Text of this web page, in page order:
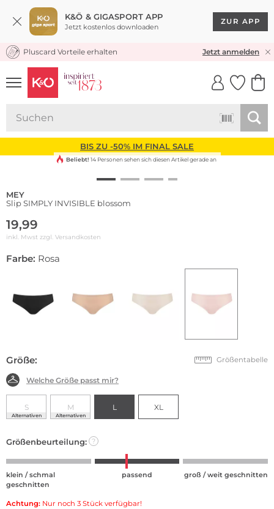
K&Ö & GIGASPORT APP
Jetzt kostenlos downloaden
ZUR APP
KOSTENLOSER VERSAND* & RÜCKVERSAND
Pluscard Vorteile erhalten Jetzt anmelden
UNSERE APP
CLICK &
BIS ZU -50% IM FINAL SALE
Beliebt! 14 Personen sehen sich diesen Artikel gerade an
MEY
Slip SIMPLY INVISIBLE blossom
19,99
inkl. Mwst zzgl. Versandkosten
Farbe: Rosa
Größe: Größentabelle
Welche Größe passt mir?
S
Alternativen
M
Alternativen
L XL
Größenbeurteilung: ?
klein / schmal
geschnitten
passend groß / weit geschnitten
Achtung: Nur noch 3 Stück verfügbar!